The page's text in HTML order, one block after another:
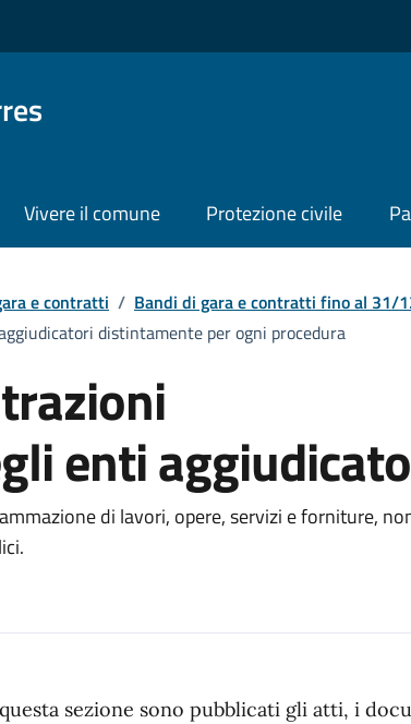
Vivere il comune Protezione civile
e contratti / Bandi di gara e contratti fino al 31/
distintamente per ogni procedura
enti
di lavori, opere, servizi e forniture,
sezione sono pubblicati gli atti, i